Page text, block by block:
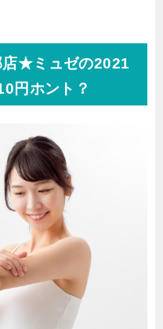
店★ミュゼの2021
円ホント？